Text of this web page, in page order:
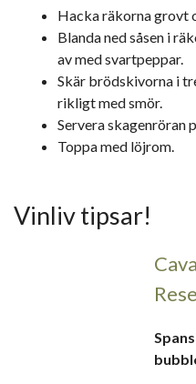
Hacka räkorna grovt
Blanda ned såsen i
av med svartpeppar.
Skär brödskivorna i
rikligt med smör.
Servera skagenröran
Toppa med löjrom.
Vinliv tipsar!